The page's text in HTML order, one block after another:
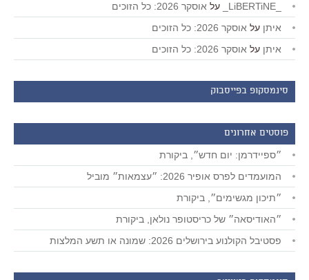
על אוסקר 2026: כל הזוכים
איתן על אוסקר 2026: כל הזוכים
איתן על אוסקר 2026: כל הזוכים
סינמסקופ בפייסבוק
פוסטים אחרונים
״ספיידרמן: יום חדש״, ביקורת
המועמדים לפרס אופיר 2026: ״עצמאות״ מוביל
״תיכון מגשימים״, ביקורת
״האודיסאה״ של כריסטופר נולאן, ביקורת
פסטיבל הקולנוע בירושלים 2026: שמונה או תשע המלצות